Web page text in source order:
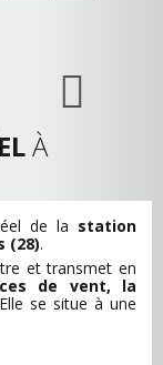
À
de la station
(28).
et transmet en
de vent, la
se situe à une